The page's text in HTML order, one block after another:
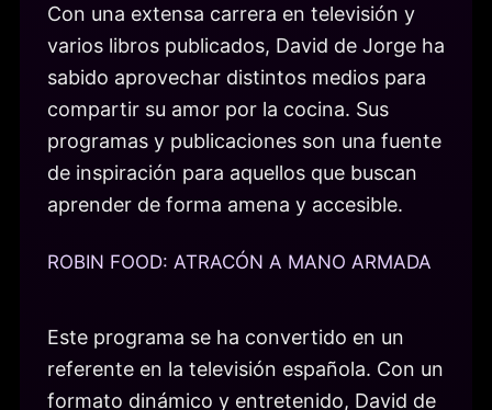
Con una extensa carrera en televisión y
varios libros publicados, David de Jorge ha
sabido aprovechar distintos medios para
compartir su amor por la cocina. Sus
programas y publicaciones son una fuente
de inspiración para aquellos que buscan
aprender de forma amena y accesible.
ROBIN FOOD: ATRACÓN A MANO ARMADA
Este programa se ha convertido en un
referente en la televisión española. Con un
formato dinámico y entretenido, David de